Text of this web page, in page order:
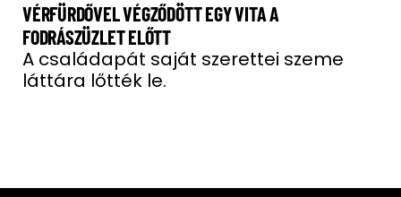
VÉRFÜRDŐVEL VÉGZŐDÖTT EGY VITA A
FODRÁSZÜZLET ELŐTT
A családapát saját szerettei szeme
láttára lőtték le.